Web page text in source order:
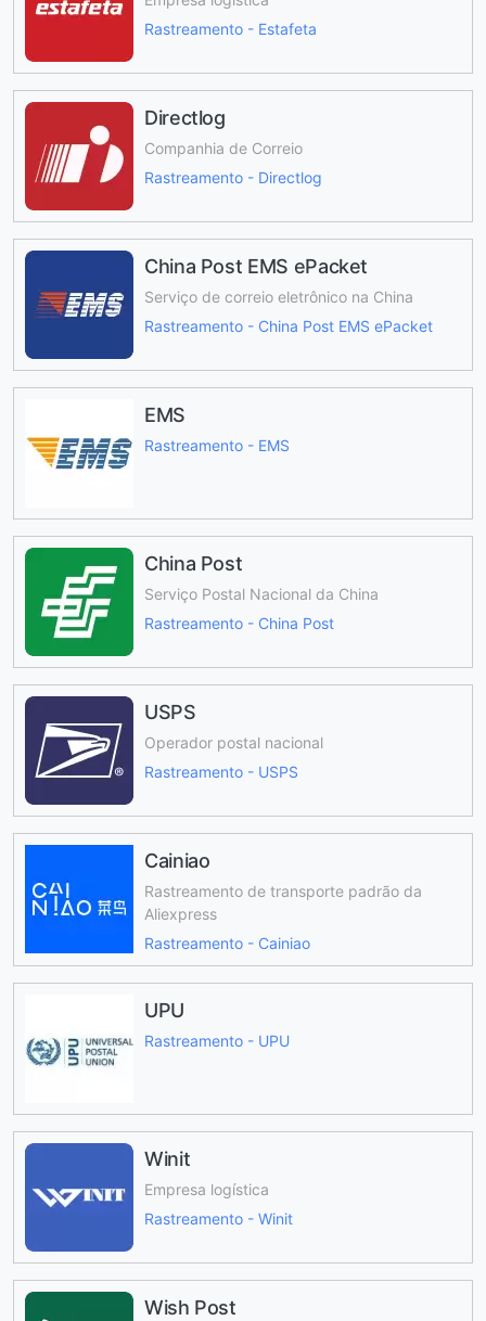
Rastreamento - Estafeta
Directlog
Companhia de Correio
Rastreamento - Directlog
China Post EMS ePacket
Serviço de correio eletrônico na China
Rastreamento - China Post EMS ePacket
EMS
Rastreamento - EMS
China Post
Serviço Postal Nacional da China
Rastreamento - China Post
USPS
Operador postal nacional
Rastreamento - USPS
Cainiao
Rastreamento de transporte padrão da
Aliexpress
Rastreamento - Cainiao
UPU
Rastreamento - UPU
Winit
Empresa logística
Rastreamento - Winit
Wish Post